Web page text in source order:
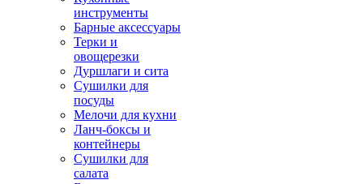
инструменты
Барные аксессуары
Терки и
овощерезки
Дуршлаги и сита
Сушилки для
посуды
Мелочи для кухни
Ланч-боксы и
контейнеры
Сушилки для
салата